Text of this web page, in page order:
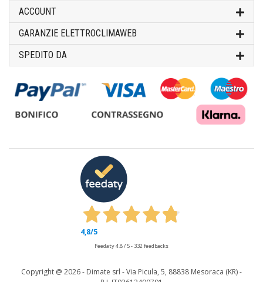
ACCOUNT
GARANZIE ELETTROCLIMAWEB
SPEDITO DA
Copyright @ 2026 - Dimate srl - Via Picula, 5, 88838 Mesoraca (KR) -
4,8/5
Feedaty4.8/ 5- 332 feedbacks